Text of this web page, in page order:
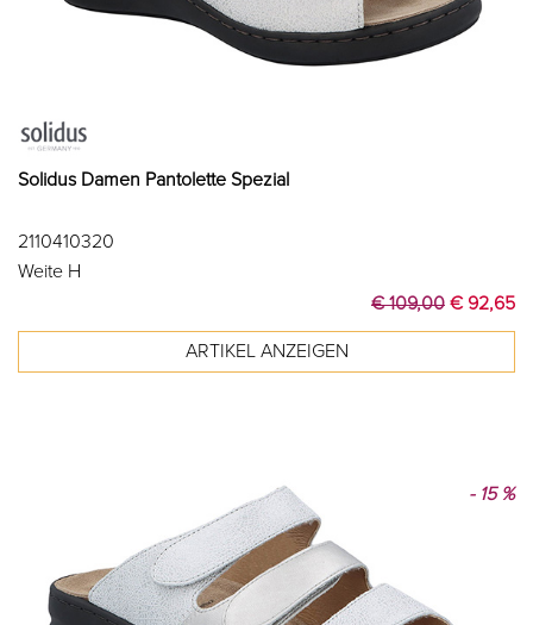
Solidus Damen Pantolette Spezial
2110410320
Weite H
€ 109,00 € 92,65
- 15 %